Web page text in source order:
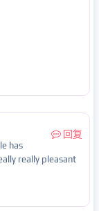
回复
has
really pleasant